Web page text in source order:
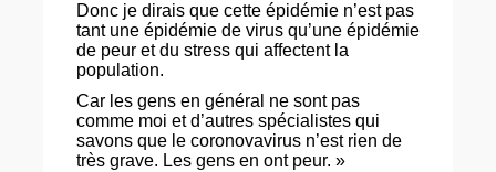
Donc je dirais que cette épidémie n’est pas
tant une épidémie de virus qu’une épidémie
de peur et du stress qui affectent la
population.
Car les gens en général ne sont pas
comme moi et d’autres spécialistes qui
savons que le coronovavirus n’est rien de
très grave. Les gens en ont peur. »